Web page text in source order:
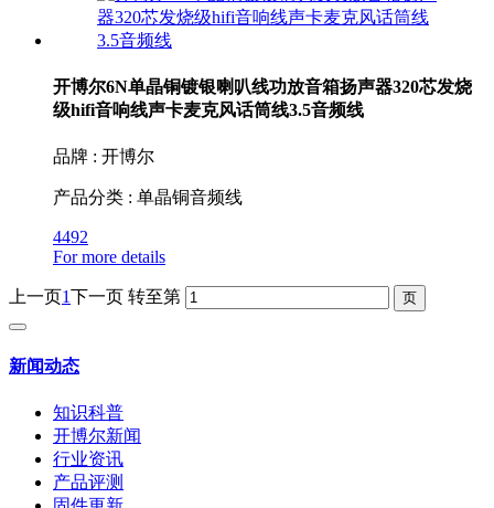
开博尔6N单晶铜镀银喇叭线功放音箱扬声器320芯发烧
级hifi音响线声卡麦克风话筒线3.5音频线
品牌 : 开博尔
产品分类 : 单晶铜音频线
4492
For more details
上一页 1 下一页 转至第
新闻动态
知识科普
开博尔新闻
行业资讯
产品评测